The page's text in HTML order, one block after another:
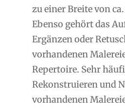
zu einer Breite von
Ebenso gehört das
Ergänzen oder
vorhandenen
Repertoire. Sehr
Rekonstruieren und
vorhandenen